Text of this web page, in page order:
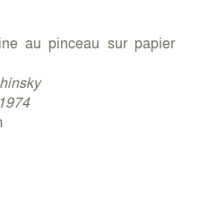
au pinceau sur papier
1974